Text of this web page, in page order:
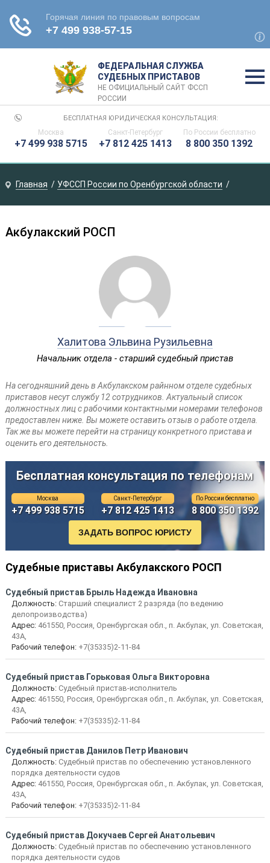
ФЕДЕРАЛЬНАЯ СЛУЖБА
СУДЕБНЫХ ПРИСТАВОВ
НЕ ОФИЦИАЛЬНЫЙ САЙТ ФССП
РОССИИ
БЕСПЛАТНАЯ ЮРИДИЧЕСКАЯ КОНСУЛЬТАЦИЯ:
Москва
+7 499 938 5715
Санкт-Петербург
+7 812 425 1413
По России бесплатно
8 800 350 1392
Главная УФССП России по Оренбургской области
Акбулакский РОСП
Халитова Эльвина Рузильевна
Начальник отдела - старший судебный пристав
На сегодняшний день в Акбулакском райнном отделе судебных
приставов несут службу 12 сотрудников. Актуальный список
должностных лиц с рабочими контактными номерами телефонов
предоставлен ниже. Вы можете оставить отзыв о работе отдела.
Так же вы можете перейти на страницу конкретного пристава и
оценить его деятельность.
Бесплатная консультация по телефонам
Москва
+7 499 938 5715
Санкт-Петербург
+7 812 425 1413
По России бесплатно
8 800 350 1392
Судебные приставы Акбулакского РОСП
Судебный пристав Брыль Надежда Ивановна
Должность:Старший специалист 2 разряда (по ведению
делопроизводства)
Адрес:461550, Россия, Оренбургская обл., п. Акбулак, ул. Советская,
43А,
Рабочий телефон:+7(35335)2-11-84
Судебный пристав Горьковая Ольга Викторовна
Должность:Судебный пристав-исполнитель
Адрес:461550, Россия, Оренбургская обл., п. Акбулак, ул. Советская,
43А,
Рабочий телефон:+7(35335)2-11-84
Судебный пристав Данилов Петр Иванович
Должность:Судебный пристав по обеспечению установленного
порядка деятельности судов
Адрес:461550, Россия, Оренбургская обл., п. Акбулак, ул. Советская,
43А,
Рабочий телефон:+7(35335)2-11-84
Судебный пристав Докучаев Сергей Анатольевич
Должность:Судебный пристав по обеспечению установленного
порядка деятельности судов